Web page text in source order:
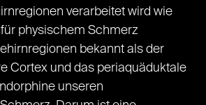
verarbeitet wird wie
physischem Schmerz
bekannt als der
Cortex und das periaquäduktale
unseren